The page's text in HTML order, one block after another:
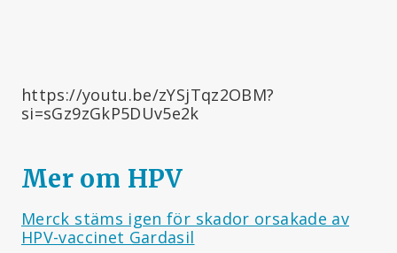
https://youtu.be/zYSjTqz2OBM?
si=sGz9zGkP5DUv5e2k
Mer om HPV
Merck stäms igen för skador orsakade av
HPV-vaccinet Gardasil